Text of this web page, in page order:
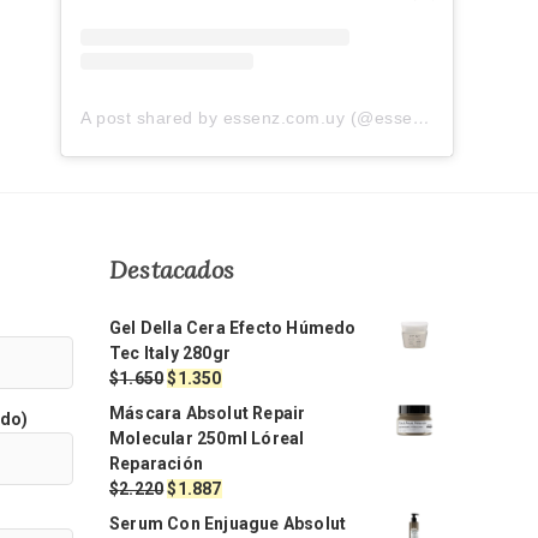
A post shared by essenz.com.uy (@essenz.com.uy)
Destacados
Gel Della Cera Efecto Húmedo
Tec Italy 280gr
$1.650El
precio
original
era:
$1.650.
$1.350El
precio
actual
$1.350.
Máscara Absolut Repair
Molecular 250ml Lóreal
Reparación
$2.220El
precio
$1.887El
precio
Serum Con Enjuague Absolut